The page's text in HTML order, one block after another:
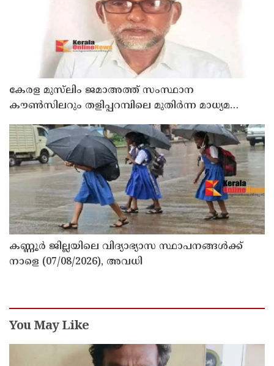
കേരള മുസ്‌ലിം ജമാഅത്ത് സംസ്ഥാന
കൗൺസിലറും തളിപ്പറമ്പിലെ മുതിർന്ന മാധ്യമ
നിര്യാതനായി
കണ്ണൂർ ജില്ലയിലെ വിദ്യാഭ്യാസ സ്ഥാപനങ്ങള്‍ക്ക്
നാളെ (07/08/2026), അവധി
You May Like